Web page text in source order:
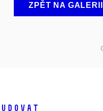
ZPĚT NA GALERII